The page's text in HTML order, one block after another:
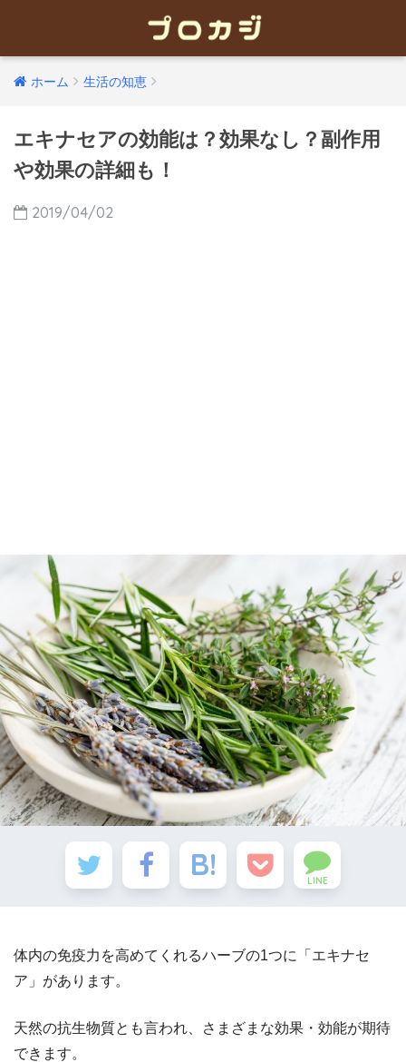
ホーム 生活の知恵
エキナセアの効能は？効果なし？副作用
や効果の詳細も！
2019/04/02
LINE
体内の免疫力を高めてくれるハーブの1つに「エキナセ
ア」があります。
天然の抗生物質とも言われ、さまざまな効果・効能が期待
できます。